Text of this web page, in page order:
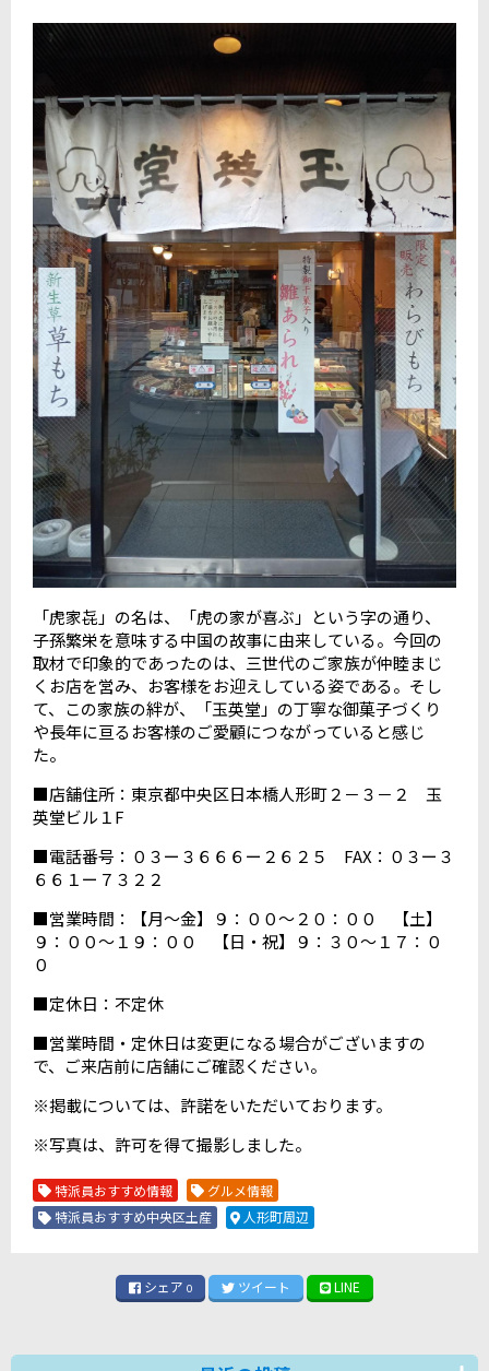
「虎家㐂」の名は、「虎の家が喜ぶ」という字の通り、
子孫繁栄を意味する中国の故事に由来している。今回の
取材で印象的であったのは、三世代のご家族が仲睦まじ
くお店を営み、お客様をお迎えしている姿である。そし
て、この家族の絆が、「玉英堂」の丁寧な御菓子づくり
や長年に亘るお客様のご愛顧につながっていると感じ
た。
■店舗住所：東京都中央区日本橋人形町２－３－２ 玉
英堂ビル１F
■電話番号：０３ー３６６６ー２６２５ FAX：０３ー３
６６１ー７３２２
■営業時間：【月～金】９：００～２０：００ 【土】
９：００～１９：００ 【日・祝】９：３０～１７：０
０
■定休日：不定休
■営業時間・定休日は変更になる場合がございますの
で、ご来店前に店舗にご確認ください。
※掲載については、許諾をいただいております。
※写真は、許可を得て撮影しました。
特派員おすすめ情報
グルメ情報
特派員おすすめ中央区土産
人形町周辺
シェア 0 ツイート LINE